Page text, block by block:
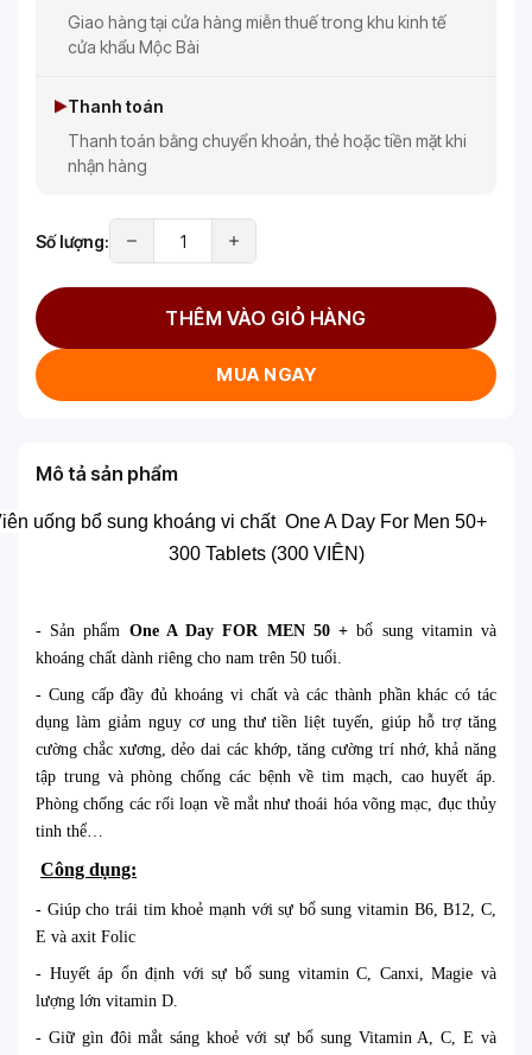
Giao hàng tại cửa hàng miễn thuế trong khu kinh tế
cửa khẩu Mộc Bài
Thanh toán
Thanh toán bằng chuyển khoản, thẻ hoặc tiền mặt khi
nhận hàng
Số lượng:
THÊM VÀO GIỎ HÀNG
MUA NGAY
Mô tả sản phẩm
uống bổ sung khoáng vi chất One A Day For Men 50+
300 Tablets (300 VIÊN)
- Sản phẩm One A DayFOR MEN 50 + bổ sung vitamin và
khoáng chất dành riêng cho nam trên 50 tuổi.
- Cung cấp đầy đủ khoángvichất và các thành phần khác có tác
dụng làm giảm nguy cơ ung thư tiền liệt tuyến, giúp hỗ trợ tăng
cường chắc xương, dẻo dai các khớp, tăng cường trí nhớ, khả năng
tập trung và phòng chống các bệnh về tim mạch, cao huyết áp.
Phòng chống các rối loạn về mắt như thoái hóa võng mạc, đục thủy
tinh thể…
Công dụng:
- Giúp cho trái tim khoẻ mạnh với sự bổ sung vitamin B6, B12, C,
E và axit Folic
- Huyết áp ổn định với sự bổ sung vitamin C, Canxi, Magie và
lượng lớn vitamin D.
- Giữ gìn đôi mắt sáng khoẻ với sự bổ sung Vitamin A, C, E và